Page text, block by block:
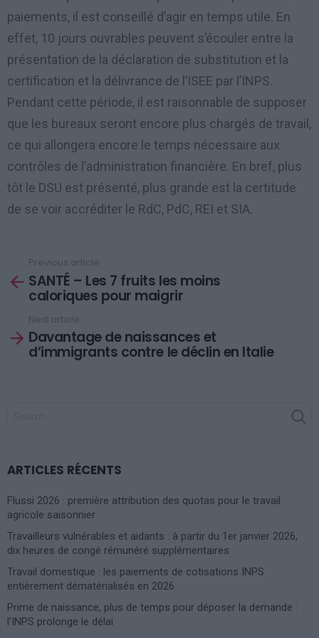
paiements, il est conseillé d’agir en temps utile. En
effet, 10 jours ouvrables peuvent s’écouler entre la
présentation de la déclaration de substitution et la
certification et la délivrance de l’ISEE par l’INPS.
Pendant cette période, il est raisonnable de supposer
que les bureaux seront encore plus chargés de travail,
ce qui allongera encore le temps nécessaire aux
contrôles de l’administration financière. En bref, plus
tôt le DSU est présenté, plus grande est la certitude
de se voir accréditer le RdC, PdC, REI et SIA.
more
Previous article
SANTÉ – Les 7 fruits les moins
caloriques pour maigrir
Next article
Davantage de naissances et
d’immigrants contre le déclin en Italie
ARTICLES RÉCENTS
Flussi 2026 : première attribution des quotas pour le travail
agricole saisonnier
Travailleurs vulnérables et aidants : à partir du 1er janvier 2026,
dix heures de congé rémunéré supplémentaires
Travail domestique : les paiements de cotisations INPS
entièrement dématérialisés en 2026
Prime de naissance, plus de temps pour déposer la demande :
l’INPS prolonge le délai